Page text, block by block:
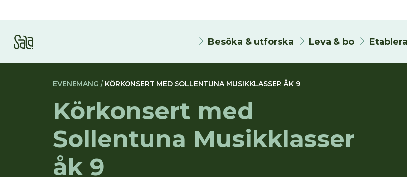
Besöka & utforska Leva & bo
EVENEMANG / KÖRKONSERT MED SOLLENTUNA MUSIKKLASSER ÅK 9
Körkonsert med
Sollentuna Musikklasser
åk 9